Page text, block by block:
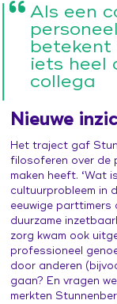
Als een
betekent
iets heel
collega
Nieuwe
Het traject gaf
filosoferen over de
maken heeft. ‘Wat
cultuurprobleem in
eeuwige parttimers
duurzame
zorg kwam ook
professioneel
door anderen
gaan? En vragen
merkten